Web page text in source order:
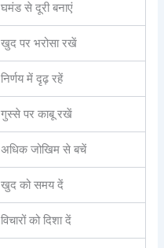
घमंड से दूरी बनाएं
खुद पर भरोसा रखें
निर्णय में दृढ़ रहें
गुस्से पर काबू रखें
अधिक जोखिम से बचें
खुद को समय दें
विचारों को दिशा दें